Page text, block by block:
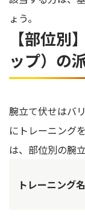
ょう。
【部位別
ップ）の
腕立て伏せはバ
にトレーニング
は、部位別の腕
トレーニング名